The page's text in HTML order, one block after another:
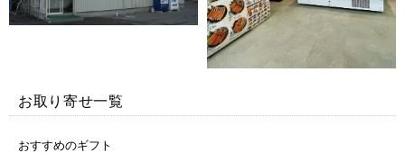
お取り寄せ一覧
おすすめのギフト